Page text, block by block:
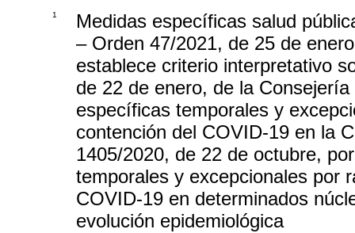
1
Medidas específicas salud
– Orden 47/2021, de 25 de
establece criterio interpretativo
de 22 de enero, de la
específicas temporales y
contención del COVID-19 en la
1405/2020, de 22 de octubre,
temporales y excepcionales por
COVID-19 en determinados
evolución epidemiológica